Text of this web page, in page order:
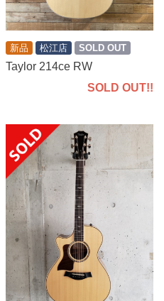
新品 松江店 SOLD OUT
Taylor 214ce RW
SOLD OUT!!